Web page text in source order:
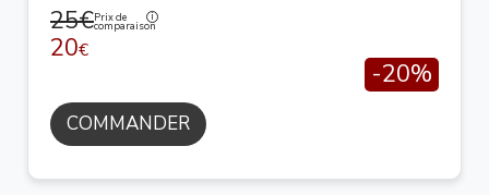
25€Prix de
comparaison
20€
-20%
COMMANDER